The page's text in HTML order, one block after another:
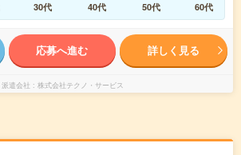
30代 40代 50代 60代
応募へ進む 詳しく見る
派遣会社 株式会社テクノ・サービス